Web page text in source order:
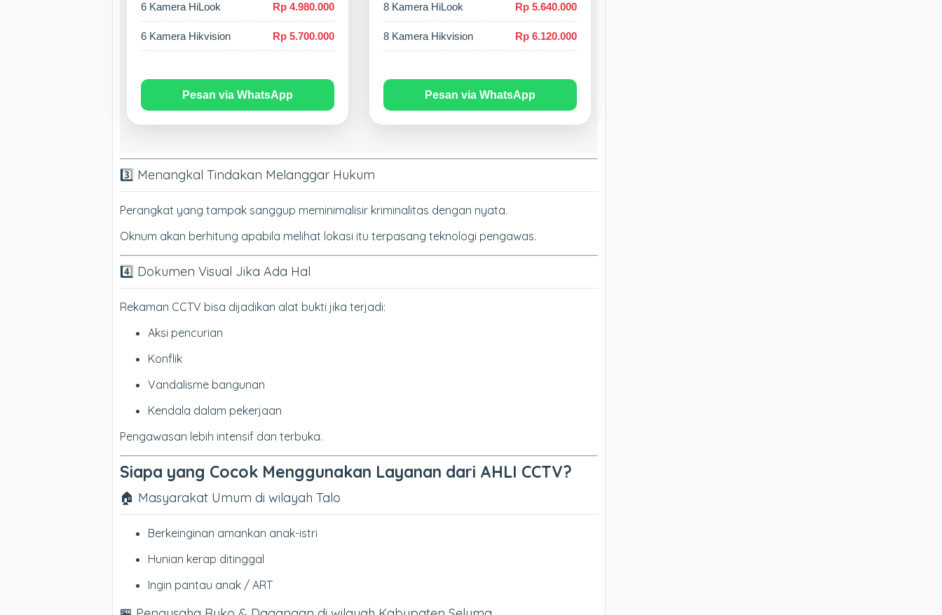
6 Kamera HiLook Rp 4.980.000
6 Kamera Hikvision Rp 5.700.000
Pesan via WhatsApp
8 Kamera HiLook Rp 5.640.000
8 Kamera Hikvision Rp 6.120.000
Pesan via WhatsApp
3️⃣ Menangkal Tindakan Melanggar Hukum
Perangkat yang tampak sanggup meminimalisir kriminalitas dengan nyata.
Oknum akan berhitung apabila melihat lokasi itu terpasang teknologi pengawas.
4️⃣ Dokumen Visual Jika Ada Hal
Rekaman CCTV bisa dijadikan alat bukti jika terjadi:
Aksi pencurian
Konflik
Vandalisme bangunan
Kendala dalam pekerjaan
Pengawasan lebih intensif dan terbuka.
Siapa yang Cocok Menggunakan Layanan dari AHLI CCTV?
🏠 Masyarakat Umum di wilayah Talo
Berkeinginan amankan anak-istri
Hunian kerap ditinggal
Ingin pantau anak / ART